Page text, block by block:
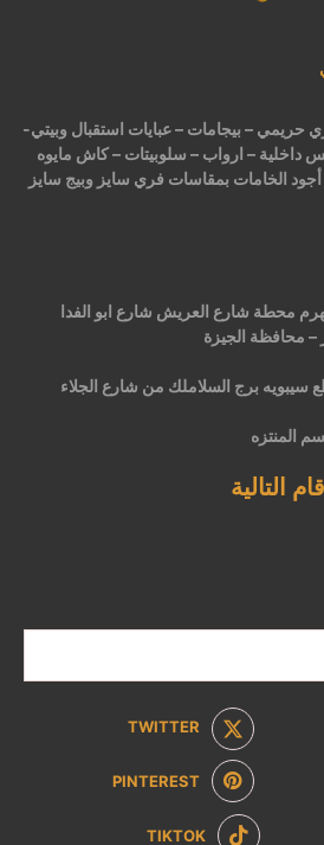
حريمي – بيجامات – عبايات استقبال وبيتي-
داخلية – ارواب – سلوبيتات – كاش مايوه
الخامات بمقاسات فري سايز وبيج سايز
محطة شارع العريش شارع ابو الفدا
– محافظة الجيزة
تقاطع سيبويه برج السلاملك من شارع الجلاء
المنتزه
التالية
TWITTER
PINTEREST
TIKTOK